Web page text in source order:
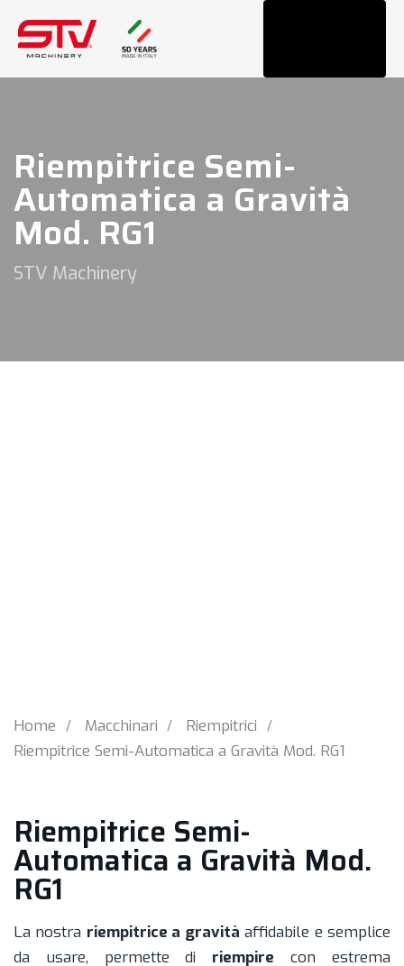
Riempitrice Semi-
Automatica a Gravità
Mod. RG1
STV Machinery
Home Macchinari
Riempitrici
Riempitrice Semi-Automatica a Gravità Mod. RG1
Riempitrice Semi-
Automatica a Gravità Mod.
RG1
La nostra riempitrice a gravità affidabile e semplice
da usare, permette di riempire con estrema